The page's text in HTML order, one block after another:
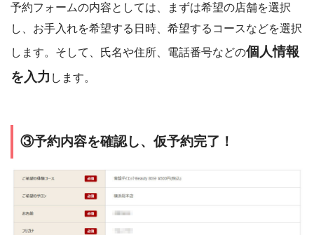
予約フォームの内容としては、まずは希望の店舗を選択
し、お手入れを希望する日時、希望するコースなどを選択
します。そして、氏名や住所、電話番号などの個人情報
を入力 します。
③予約内容を確認し、仮予約完了！